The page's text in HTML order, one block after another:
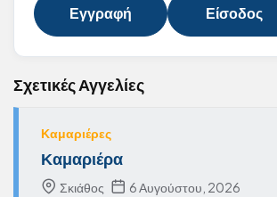
Εγγραφή Είσοδος
Σχετικές Αγγελίες
Καμαριέρες
Καμαριέρα
Σκιάθος 6 Αυγούστου, 2026